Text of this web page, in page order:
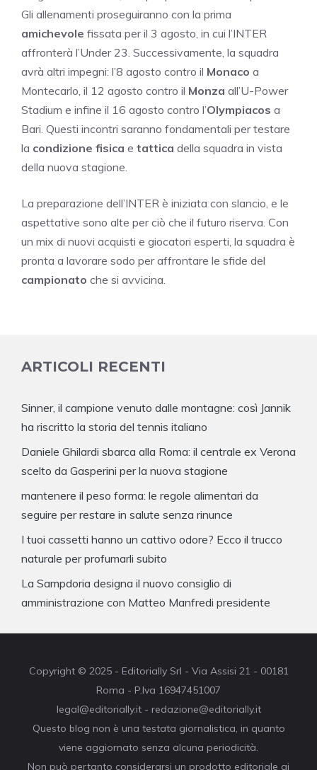
Gli allenamenti proseguiranno con la prima
amichevole fissata per il 3 agosto, in cui l’INTER
affronterà l’Under 23. Successivamente, la squadra
avrà altri impegni: l’8 agosto contro il Monaco a
Montecarlo, il 12 agosto contro il Monza all’U-Power
Stadium e infine il 16 agosto contro l’Olympiacos a
Bari. Questi incontri saranno fondamentali per testare
la condizione fisica e tattica della squadra in vista
della nuova stagione.
La preparazione dell’INTER è iniziata con slancio, e le
aspettative sono alte per ciò che il futuro riserva. Con
un mix di nuovi acquisti e giocatori esperti, la squadra è
pronta a lavorare sodo per affrontare le sfide del
campionato che si avvicina.
ARTICOLI RECENTI
Sinner, il campione venuto dalle montagne: così Jannik
ha riscritto la storia del tennis italiano
Daniele Ghilardi sbarca alla Roma: il centrale ex Verona
scelto da Gasperini per la nuova stagione
mantenere il peso forma: le regole alimentari da
seguire per restare in salute senza rinunce
I tuoi cassetti hanno un cattivo odore? Ecco il trucco
naturale per profumarli subito
La Sampdoria designa il nuovo consiglio di
amministrazione con Matteo Manfredi presidente
Copyright © 2025 - Editorially Srl - Via Assisi 21 - 00181
Roma - P.Iva 16947451007
legal@editorially.it - redazione@editorially.it
Questo blog non è una testata giornalistica, in quanto
viene aggiornato senza alcuna periodicità.
Non può pertanto considerarsi un prodotto editoriale ai